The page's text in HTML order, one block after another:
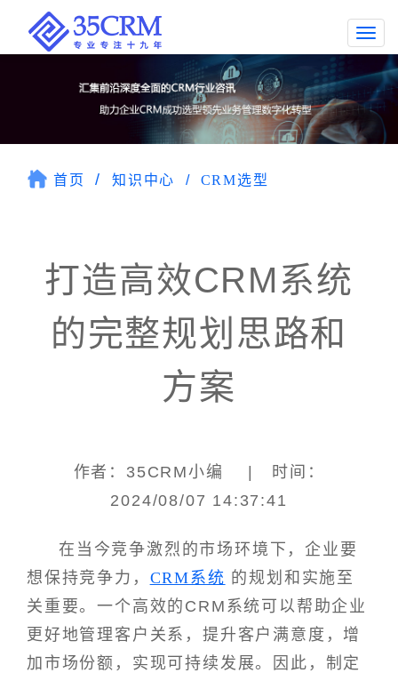
首页 知识中心 CRM选型
打造高效CRM系统
的完整规划思路和
方案
作者：35CRM小编 | 时间：
2024/08/07 14:37:41
在当今竞争激烈的市场环境下，企业要
想保持竞争力， CRM系统 的规划和实施至
关重要。一个高效的CRM系统可以帮助企业
更好地管理客户关系，提升客户满意度，增
加市场份额，实现可持续发展。因此，制定